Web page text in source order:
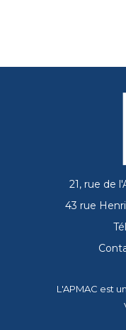
21, rue de
43 rue
L'APMAC est